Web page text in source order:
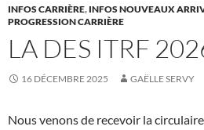
INFOS CARRIÈRE, INFOS NOUVEAUX
PROGRESSION CARRIÈRE
LA DES ITRF
16 DÉCEMBRE 2025 GAËLLE SERVY
Nous venons de recevoir la